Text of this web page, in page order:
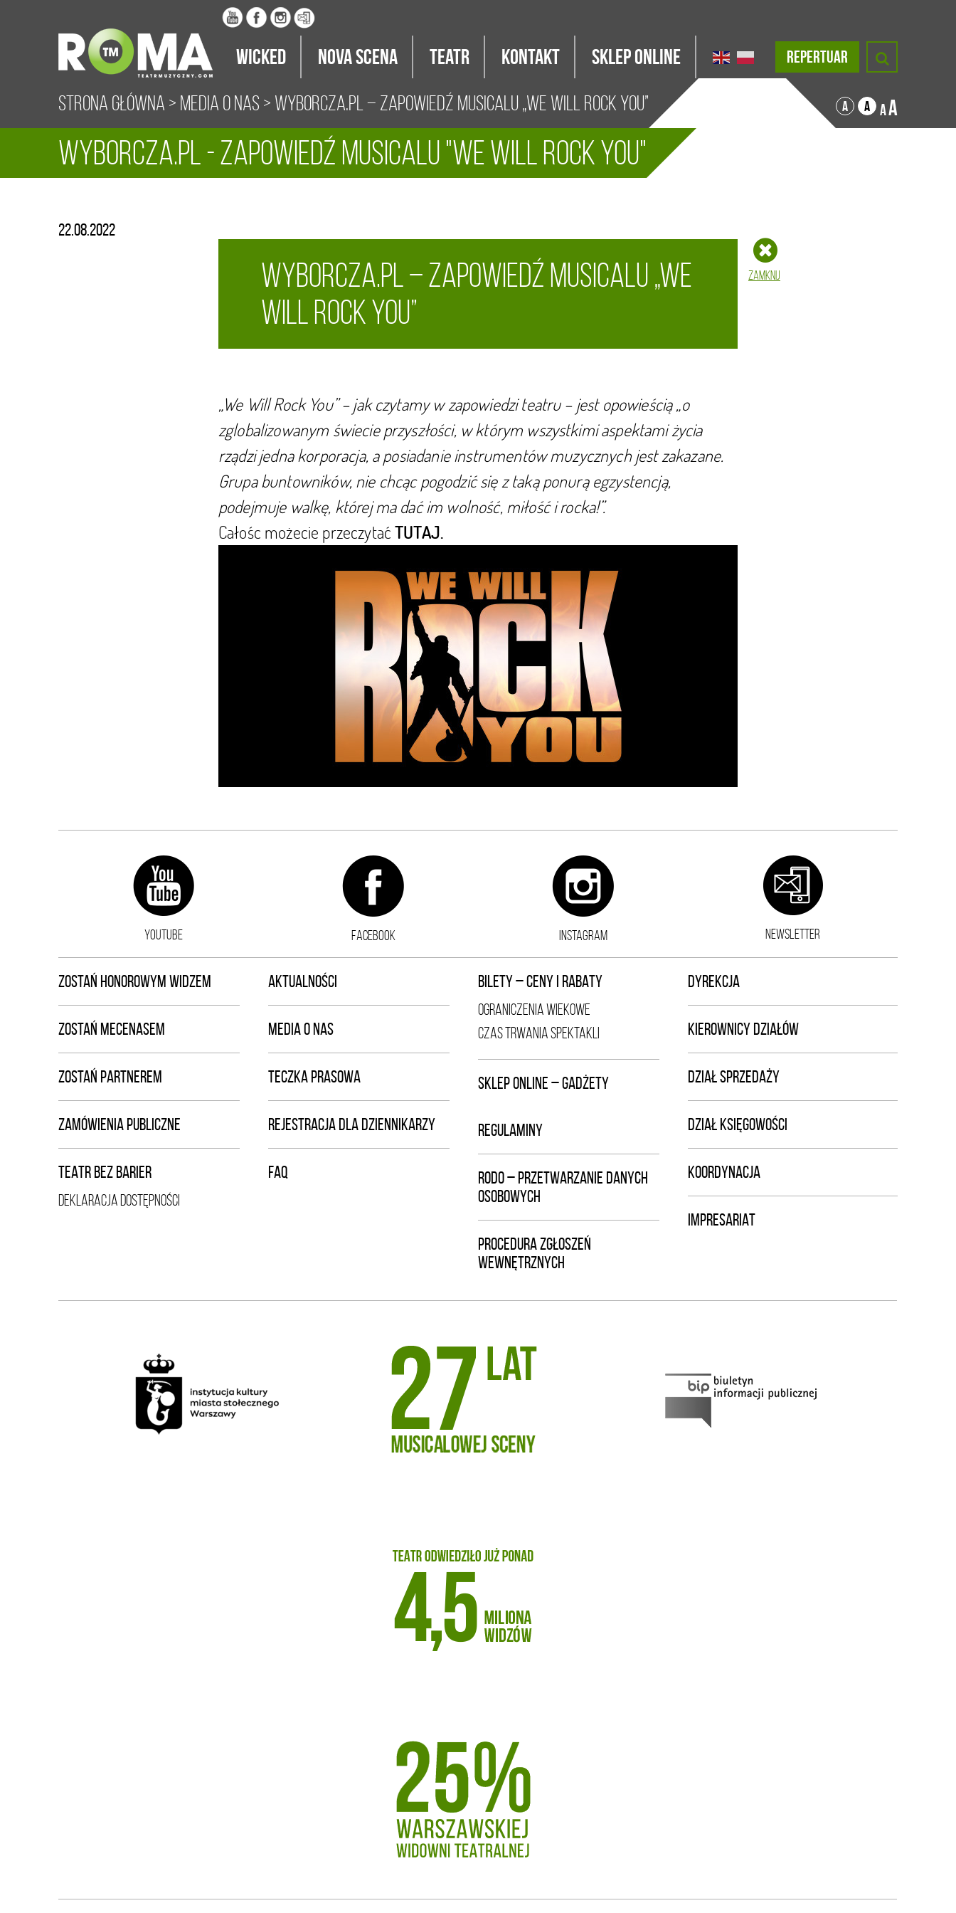
Wicked Nova Scena Teatr Kontakt Sklep Online REPERTUAR
Strona główna > Media o nas > Wyborcza.pl – zapowiedź musicalu „We Will Rock You” A A AA
Wyborcza.pl - zapowiedź musicalu "We Will Rock You"
22.08.2022
Zamknij
Wyborcza.pl – zapowiedź musicalu „We
Will Rock You”
„We Will Rock You” – jak czytamy w zapowiedzi teatru – jest opowieścią „o
zglobalizowanym świecie przyszłości, w którym wszystkimi aspektami życia
rządzi jedna korporacja, a posiadanie instrumentów muzycznych jest zakazane.
Grupa buntowników, nie chcąc pogodzić się z taką ponurą egzystencją,
podejmuje walkę, której ma dać im wolność, miłość i rocka!”.
Całośc możecie przeczytaćTUTAJ.
YOUTUBE FACEBOOK INSTAGRAM NEWSLETTER
ZOSTAŃ HONOROWYM WIDZEM
ZOSTAŃ MECENASEM
ZOSTAŃ PARTNEREM
ZAMÓWIENIA PUBLICZNE
TEATR BEZ BARIER
DEKLARACJA DOSTĘPNOŚCI
AKTUALNOŚCI
MEDIA O NAS
TECZKA PRASOWA
REJESTRACJA DLA DZIENNIKARZY
FAQ
BILETY – CENY I RABATY
OGRANICZENIA WIEKOWE
CZAS TRWANIA SPEKTAKLI
SKLEP ONLINE – GADŻETY
REGULAMINY
RODO – PRZETWARZANIE DANYCH
OSOBOWYCH
PROCEDURA ZGŁOSZEŃ
WEWNĘTRZNYCH
DYREKCJA
KIEROWNICY DZIAŁÓW
DZIAŁ SPRZEDAŻY
DZIAŁ KSIĘGOWOŚCI
KOORDYNACJA
IMPRESARIAT